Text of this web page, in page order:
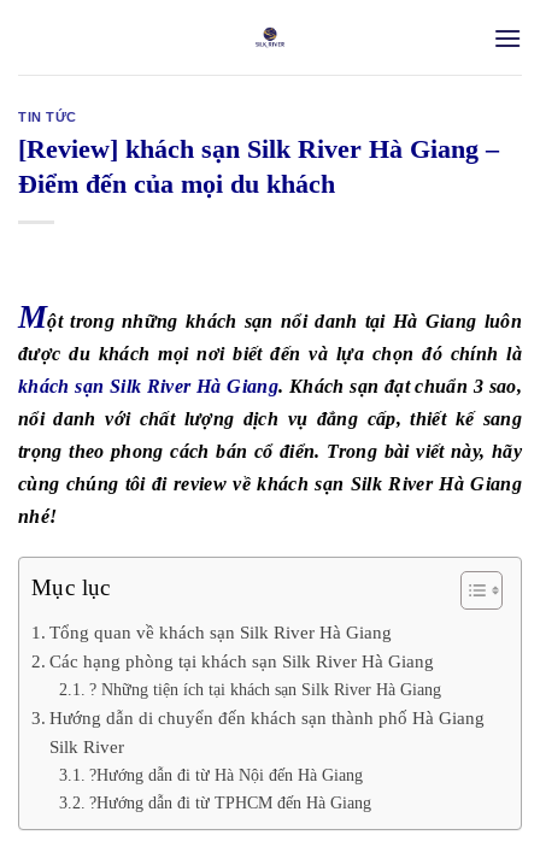
content
TIN TỨC
[Review] khách sạn Silk River Hà Giang –
Điểm đến của mọi du khách
Một trong những khách sạn nổi danh tại Hà Giang luôn
được du khách mọi nơi biết đến và lựa chọn đó chính là
khách sạn Silk River Hà Giang. Khách sạn đạt chuẩn 3 sao,
nổi danh với chất lượng dịch vụ đẳng cấp, thiết kế sang
trọng theo phong cách bán cổ điển. Trong bài viết này, hãy
cùng chúng tôi đi review về khách sạn Silk River Hà Giang
nhé!
Mục lục
Tổng quan về khách sạn Silk River Hà Giang
Các hạng phòng tại khách sạn Silk River Hà Giang
? Những tiện ích tại khách sạn Silk River Hà Giang
Hướng dẫn di chuyển đến khách sạn thành phố Hà Giang
Silk River
?️Hướng dẫn đi từ Hà Nội đến Hà Giang
?️Hướng dẫn đi từ TPHCM đến Hà Giang